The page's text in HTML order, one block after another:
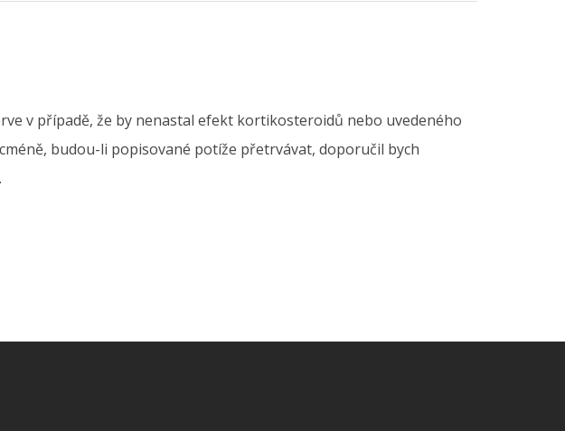
v případě, že by nenastal efekt kortikosteroidů nebo uvedeného
budou-li popisované potíže přetrvávat, doporučil bych